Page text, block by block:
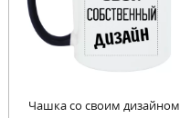
Чашка со своим дизайном